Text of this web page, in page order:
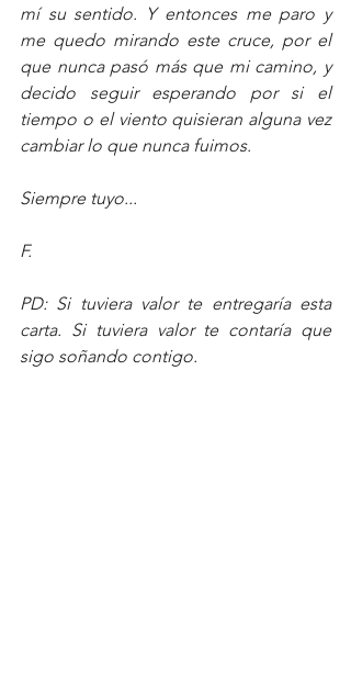
mí su sentido. Y entonces me paro y
me quedo mirando este cruce, por el
que nunca pasó más que mi camino, y
decido seguir esperando por si el
tiempo o el viento quisieran alguna vez
cambiar lo que nunca fuimos.
Siempre tuyo...
F.
PD: Si tuviera valor te entregaría esta
carta. Si tuviera valor te contaría que
sigo soñando contigo.